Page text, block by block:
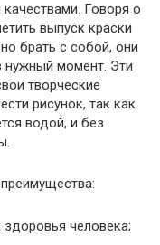
Говоря о
выпуск краски
брать с собой, они
нужный момент. Эти
творческие
рисунок, так как
водой, и без
человека;